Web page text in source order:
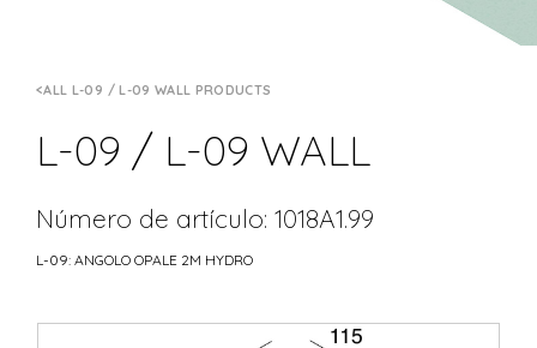
ALL L-09 / L-09 WALL PRODUCTS
L-09 / L-09 WALL
Número de artículo: 1018A1.99
L-09: ANGOLO OPALE 2M HYDRO